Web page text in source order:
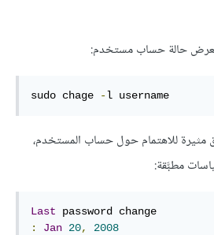
لعرض حالة حساب مستخدم:
sudo chage -l username
مثيرة للاهتمام حول حساب المستخدم،
مطبَّقة:
Last
:
Jan 20,
2008